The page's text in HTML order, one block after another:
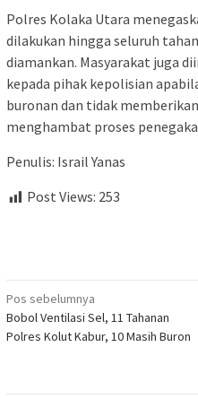
Polres Kolaka Utara
dilakukan hingga seluruh
diamankan. Masyarakat juga
kepada pihak kepolisian
buronan dan tidak
menghambat proses
Penulis: Israil Yanas
Post Views: 253
Navigasi
pos
Pos sebelumnya
Bobol Ventilasi Sel, 11 Tahanan
Polres Kolut Kabur, 10 Masih Buron